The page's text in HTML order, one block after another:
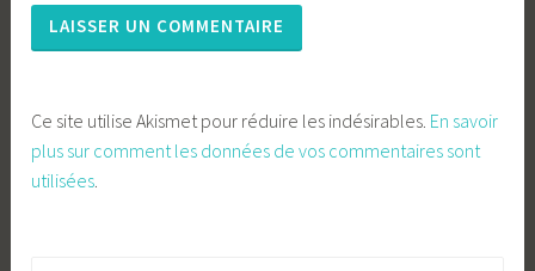
Ce site utilise Akismet pour réduire les indésirables. En savoir
plus sur comment les données de vos commentaires sont
utilisées